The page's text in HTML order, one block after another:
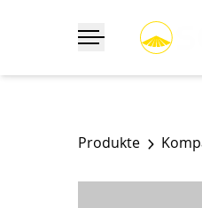
Navigation ein-/
Produkte